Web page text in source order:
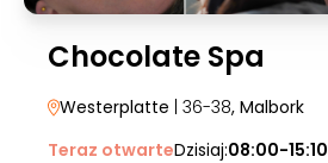
Chocolate Spa
Westerplatte | 36-38, Malbork
Teraz otwarteDzisiaj:08:00-15:10